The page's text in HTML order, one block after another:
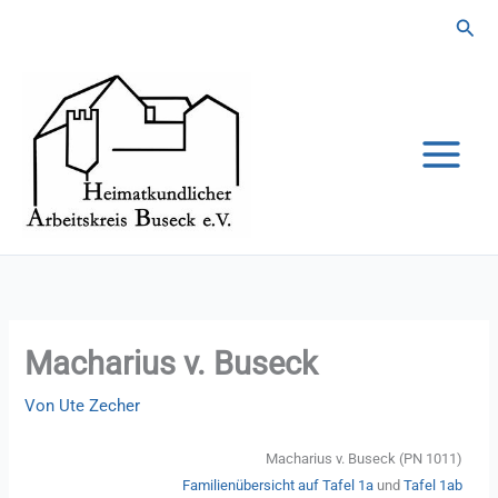
Macharius v. Buseck
Von Ute Zecher
Macharius v. Buseck (PN 1011)
Familienübersicht auf Tafel 1aund Tafel 1ab